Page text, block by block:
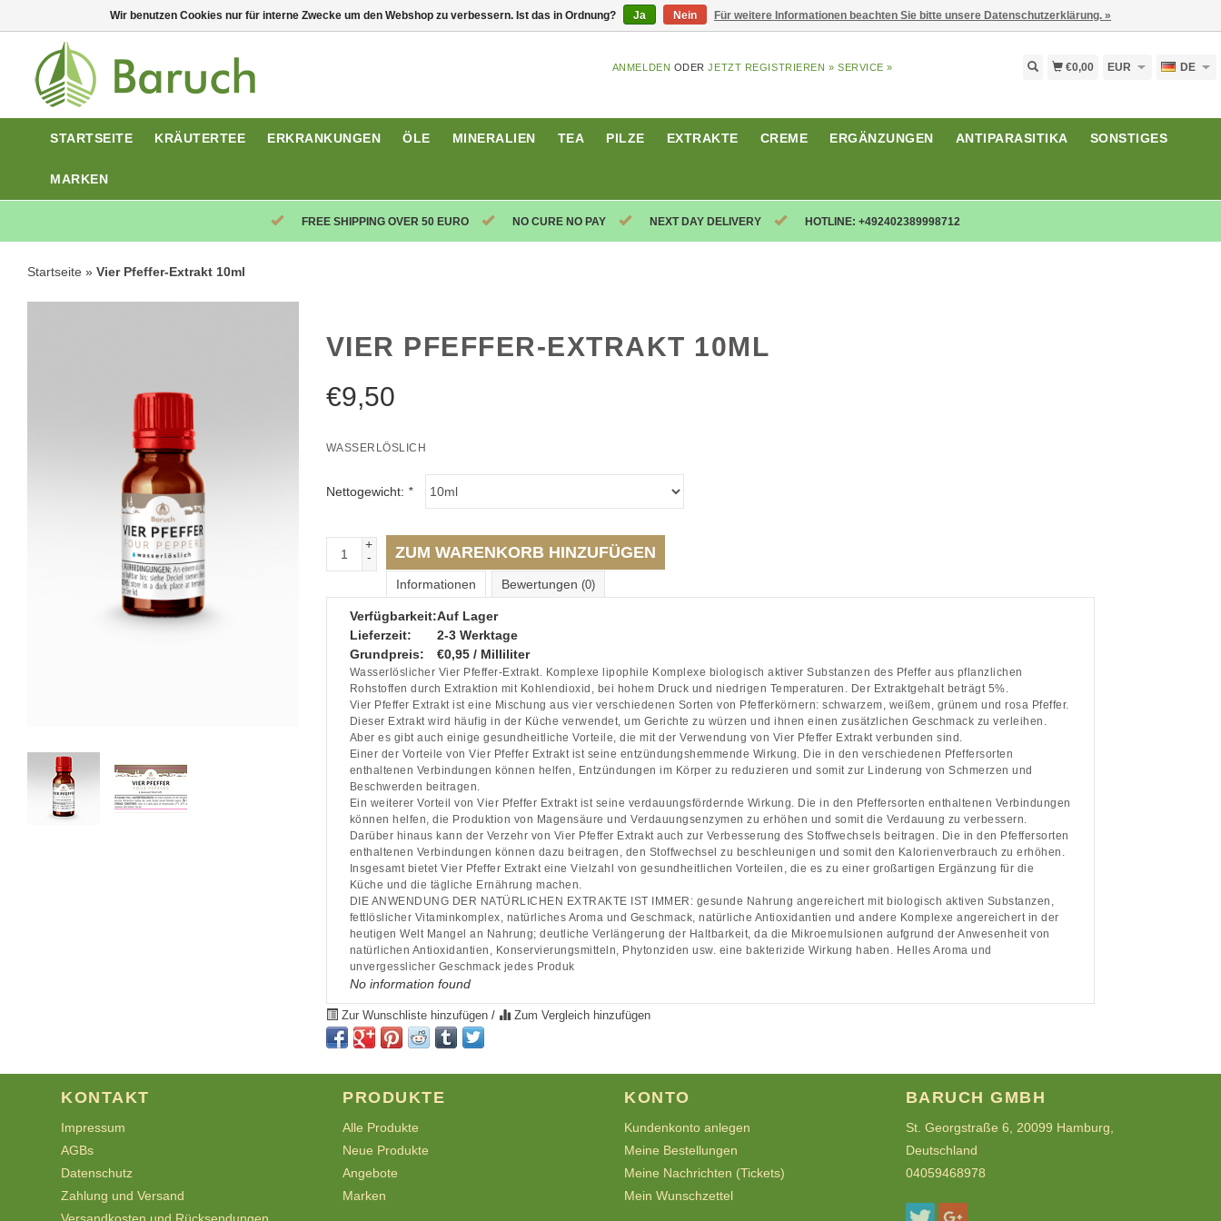
ANMELDEN ODERJETZT REGISTRIEREN » SERVICE » €0,00 EUR DE
STARTSEITE KRÄUTERTEE ERKRANKUNGEN ÖLE MINERALIEN TEA PILZE EXTRAKTE CREME ERGÄNZUNGEN ANTIPARASITIKA SONSTIGES
MARKEN
FREE SHIPPING OVER 50 EURO NO CURE NO PAY NEXT DAY DELIVERY HOTLINE: +492402389998712
Startseite » Vier Pfeffer-Extrakt 10ml
VIER PFEFFER-EXTRAKT 10ML
€9,50
WASSERLÖSLICH
Nettogewicht: *
+
-
ZUM WARENKORB HINZUFÜGEN
Informationen Bewertungen (0)
Verfügbarkeit:Auf Lager
Lieferzeit:
2-3 Werktage
Grundpreis:
€0,95 / Milliliter
Wasserlöslicher Vier Pfeffer-Extrakt. Komplexe lipophile Komplexe biologisch aktiver Substanzen des Pfeffer aus pflanzlichen
Rohstoffen durch Extraktion mit Kohlendioxid, bei hohem Druck und niedrigen Temperaturen. Der Extraktgehalt beträgt 5%.
Vier Pfeffer Extrakt ist eine Mischung aus vier verschiedenen Sorten von Pfefferkörnern: schwarzem, weißem, grünem und rosa Pfeffer.
Dieser Extrakt wird häufig in der Küche verwendet, um Gerichte zu würzen und ihnen einen zusätzlichen Geschmack zu verleihen.
Aber es gibt auch einige gesundheitliche Vorteile, die mit der Verwendung von Vier Pfeffer Extrakt verbunden sind.
Einer der Vorteile von Vier Pfeffer Extrakt ist seine entzündungshemmende Wirkung. Die in den verschiedenen Pfeffersorten
enthaltenen Verbindungen können helfen, Entzündungen im Körper zu reduzieren und somit zur Linderung von Schmerzen und
Beschwerden beitragen.
Ein weiterer Vorteil von Vier Pfeffer Extrakt ist seine verdauungsfördernde Wirkung. Die in den Pfeffersorten enthaltenen Verbindungen
können helfen, die Produktion von Magensäure und Verdauungsenzymen zu erhöhen und somit die Verdauung zu verbessern.
Darüber hinaus kann der Verzehr von Vier Pfeffer Extrakt auch zur Verbesserung des Stoffwechsels beitragen. Die in den Pfeffersorten
enthaltenen Verbindungen können dazu beitragen, den Stoffwechsel zu beschleunigen und somit den Kalorienverbrauch zu erhöhen.
Insgesamt bietet Vier Pfeffer Extrakt eine Vielzahl von gesundheitlichen Vorteilen, die es zu einer großartigen Ergänzung für die
Küche und die tägliche Ernährung machen.
DIE ANWENDUNG DER NATÜRLICHEN EXTRAKTE IST IMMER: gesunde Nahrung angereichert mit biologisch aktiven Substanzen,
fettlöslicher Vitaminkomplex, natürliches Aroma und Geschmack, natürliche Antioxidantien und andere Komplexe angereichert in der
heutigen Welt Mangel an Nahrung; deutliche Verlängerung der Haltbarkeit, da die Mikroemulsionen aufgrund der Anwesenheit von
natürlichen Antioxidantien, Konservierungsmitteln, Phytonziden usw. eine bakterizide Wirkung haben. Helles Aroma und
unvergesslicher Geschmack jedes Produk
No information found
Zur Wunschliste hinzufügen / Zum Vergleich hinzufügen
KONTAKT
Impressum
AGBs
Datenschutz
Zahlung und Versand
PRODUKTE
Alle Produkte
Neue Produkte
Angebote
Marken
KONTO
Kundenkonto anlegen
Meine Bestellungen
Meine Nachrichten (Tickets)
Mein Wunschzettel
BARUCH GMBH
St. Georgstraße 6, 20099 Hamburg,
Deutschland
04059468978
Wir benutzen Cookies nur für interne Zwecke um den Webshop zu verbessern. Ist das in Ordnung? Ja Nein Für weitere Informationen beachten Sie bitte unsere Datenschutzerklärung. »